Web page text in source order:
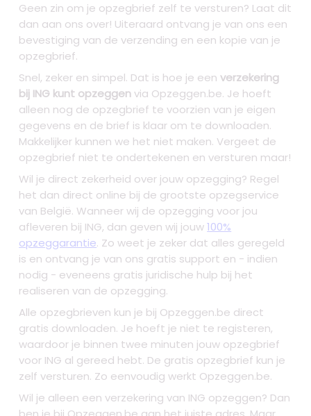
Geen zin om je opzegbrief zelf te versturen? Laat dit
dan aan ons over! Uiteraard ontvang je van ons een
bevestiging van de verzending en een kopie van je
opzegbrief.
Snel, zeker en simpel. Dat is hoe je een verzekering
bij ING kunt opzeggenvia Opzeggen.be. Je hoeft
alleen nog de opzegbrief te voorzien van je eigen
gegevens en de brief is klaar om te downloaden.
Makkelijker kunnen we het niet maken. Vergeet de
opzegbrief niet te ondertekenen en versturen maar!
Wil je direct zekerheid over jouw opzegging? Regel
het dan direct online bij de grootste opzegservice
van België. Wanneer wij de opzegging voor jou
afleveren bij ING, dan geven wij jouw100%
opzeggarantie. Zo weet je zeker dat alles geregeld
is en ontvang je van ons gratis support en - indien
nodig - eveneens gratis juridische hulp bij het
realiseren van de opzegging.
Alle opzegbrieven kun je bij Opzeggen.be direct
gratis downloaden. Je hoeft je niet te registeren,
waardoor je binnen twee minuten jouw opzegbrief
voor ING al gereed hebt. De gratis opzegbrief kun je
zelf versturen. Zo eenvoudig werkt Opzeggen.be.
Wil je alleen een verzekering van ING opzeggen? Dan